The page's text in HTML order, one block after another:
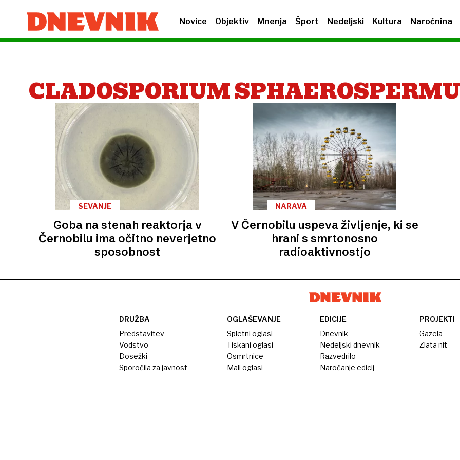
Novice Objektiv Mnenja Šport Nedeljski Kultura Naročnina
CLADOSPORIUM
SEVANJE
Goba na stenah reaktorja v
Černobilu ima očitno neverjetno
sposobnost
NARAVA
V Černobilu uspeva življenje, ki se
hrani s smrtonosno
radioaktivnostjo
DRUŽBA
Predstavitev
Vodstvo
Dosežki
Sporočila za javnost
OGLAŠEVANJE
Spletni oglasi
Tiskani oglasi
Osmrtnice
Mali oglasi
EDICIJE
Dnevnik
Nedeljski dnevnik
Razvedrilo
Naročanje edicij
PROJEKTI
Gazela
Zlata nit